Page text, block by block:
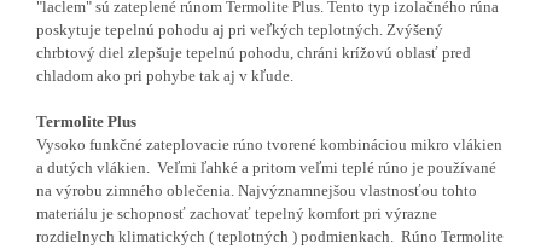
"laclem" sú zateplené rúnom Termolite Plus. Tento typ izolačného rúna
poskytuje tepelnú pohodu aj pri veľkých teplotných. Zvýšený
chrbtový diel zlepšuje tepelnú pohodu, chráni krížovú oblasť pred
chladom ako pri pohybe tak aj v kľude.
Termolite Plus
Vysoko funkčné zateplovacie rúno tvorené kombináciou mikro vlákien
a dutých vlákien. Veľmi ľahké a pritom veľmi teplé rúno je používané
na výrobu zimného oblečenia. Najvýznamnejšou vlastnosťou tohto
materiálu je schopnosť zachovať tepelný komfort pri výrazne
rozdielnych klimatických ( teplotných ) podmienkach. Rúno Termolite